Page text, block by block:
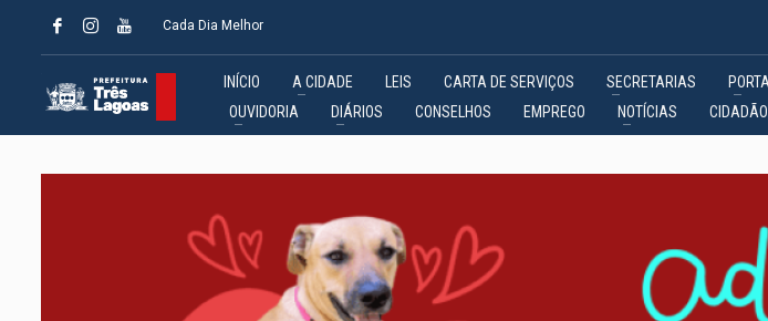
Cada Dia Melhor
INÍCIO A CIDADE LEIS CARTA DE SERVIÇOS SECRETARIAS
OUVIDORIA
DIÁRIOS CONSELHOS EMPREGO NOTÍCIAS CIDADÃO